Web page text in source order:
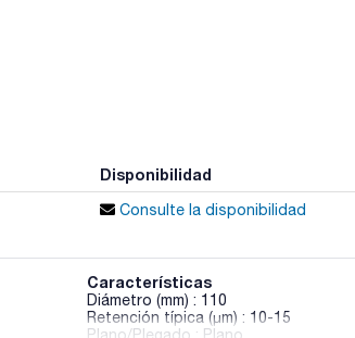
Disponibilidad
Consulte la disponibilidad
Características
Diámetro (mm) : 110
Retención típica (µm) : 10-15